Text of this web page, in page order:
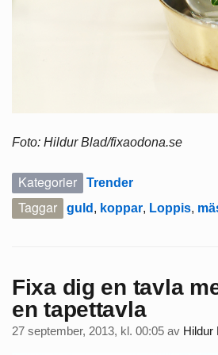
Foto: Hildur Blad/fixaodona.se
Kategorier Trender
Taggar guld , koppar, Loppis,
Fixa dig en tavla
en tapettavla
27 september, 2013, kl. 00:05 av Hildur